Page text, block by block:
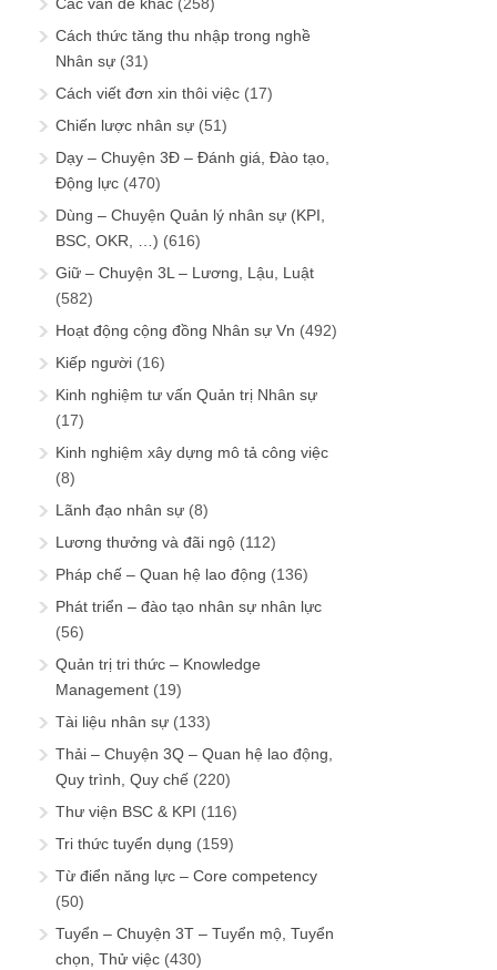
Các vấn đề khác (258)
Cách thức tăng thu nhập trong nghề
Nhân sự (31)
Cách viết đơn xin thôi việc (17)
Chiến lược nhân sự (51)
Dạy – Chuyện 3Đ – Đánh giá, Đào tạo,
Động lực (470)
Dùng – Chuyện Quản lý nhân sự (KPI,
BSC, OKR, …) (616)
Giữ – Chuyện 3L – Lương, Lậu, Luật
(582)
Hoạt động cộng đồng Nhân sự Vn (492)
Kiếp người (16)
Kinh nghiệm tư vấn Quản trị Nhân sự
(17)
Kinh nghiệm xây dựng mô tả công việc
(8)
Lãnh đạo nhân sự (8)
Lương thưởng và đãi ngộ (112)
Pháp chế – Quan hệ lao động (136)
Phát triển – đào tạo nhân sự nhân lực
(56)
Quản trị tri thức – Knowledge
Management (19)
Tài liệu nhân sự (133)
Thải – Chuyện 3Q – Quan hệ lao động,
Quy trình, Quy chế (220)
Thư viện BSC & KPI (116)
Tri thức tuyển dụng (159)
Từ điển năng lực – Core competency
(50)
Tuyển – Chuyện 3T – Tuyển mộ, Tuyển
chọn, Thử việc (430)